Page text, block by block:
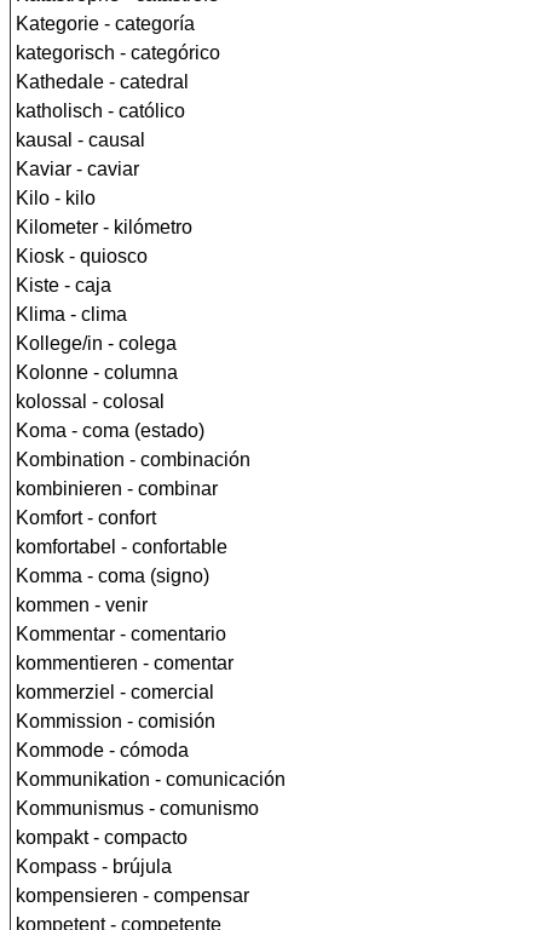
Kategorie - categoría
kategorisch - categórico
Kathedale - catedral
katholisch - católico
kausal - causal
Kaviar - caviar
Kilo - kilo
Kilometer - kilómetro
Kiosk - quiosco
Kiste - caja
Klima - clima
Kollege/in - colega
Kolonne - columna
kolossal - colosal
Koma - coma (estado)
Kombination - combinación
kombinieren - combinar
Komfort - confort
komfortabel - confortable
Komma - coma (signo)
kommen - venir
Kommentar - comentario
kommentieren - comentar
kommerziel - comercial
Kommission - comisión
Kommode - cómoda
Kommunikation - comunicación
Kommunismus - comunismo
kompakt - compacto
Kompass - brújula
kompensieren - compensar
kompetent - competente